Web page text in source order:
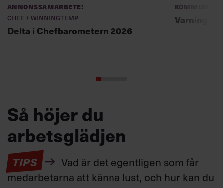
Annonssamarbete:
Chef + Winningtemp
Delta i Chefbarometern 2026
Varning
Så höjer du
arbetsglädjen
TIPS
Vad är det egentligen som får
medarbetarna att känna lust, och hur kan du